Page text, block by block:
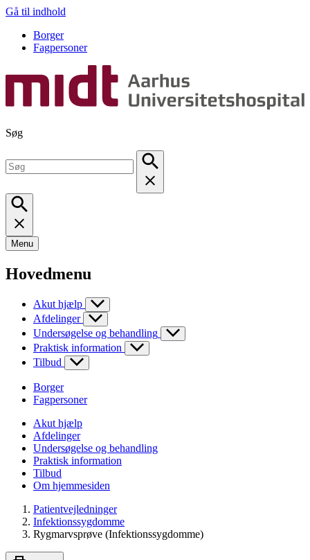
Gå til indhold
Borger
Fagpersoner
Søg
Menu
Hovedmenu
Akut hjælp
Afdelinger
Undersøgelse og behandling
Praktisk information
Tilbud
Borger
Fagpersoner
Akut hjælp
Afdelinger
Undersøgelse og behandling
Praktisk information
Tilbud
Om hjemmesiden
Patientvejledninger
Infektionssygdomme
Rygmarvsprøve (Infektionssygdomme)